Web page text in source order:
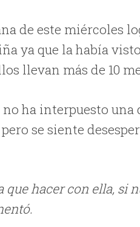
de este miércoles
ya que la había
llevan más de 10
ha interpuesto una
se siente
que hacer con ella, si